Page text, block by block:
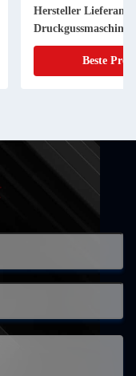
Hersteller Lieferant
Druckgussmaschine
Beste